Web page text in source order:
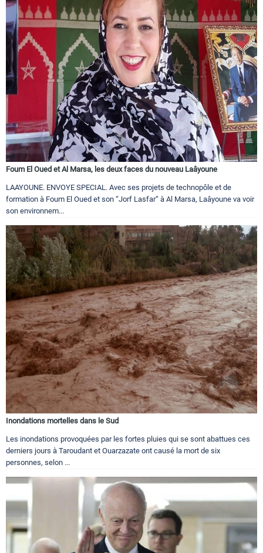
Foum El Oued et Al Marsa, les deux faces du nouveau Laâyoune
LAAYOUNE. ENVOYE SPECIAL. Avec ses projets de technopôle et de
formation à Foum El Oued et son “Jorf Lasfar“ à Al Marsa, Laâyoune va voir
son environnem...
Inondations mortelles dans le Sud
Les inondations provoquées par les fortes pluies qui se sont abattues ces
derniers jours à Taroudant et Ouarzazate ont causé la mort de six
personnes, selon ...